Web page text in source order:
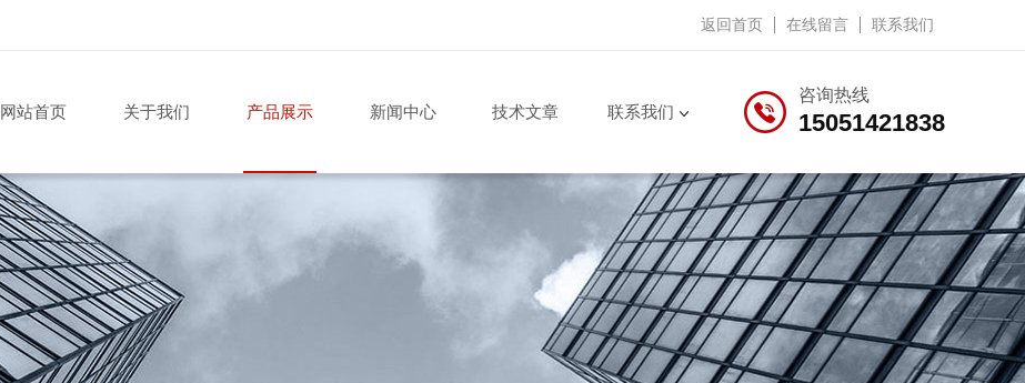
返回首页 在线留言 联系我们
咨询热线
15051421838
网站首页 关于我们 产品展示 新闻中心 技术文章 联系我们